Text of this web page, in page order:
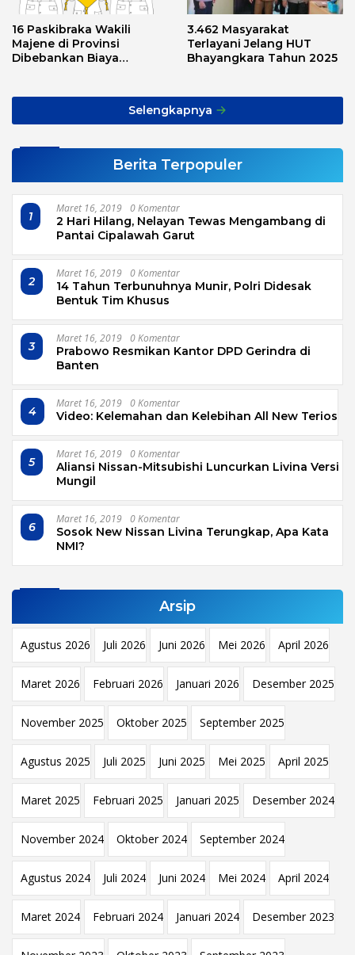
16 Paskibraka Wakili
Majene di Provinsi
Dibebankan Biaya
3.462 Masyarakat
Terlayani Jelang HUT
Bhayangkara Tahun 2025
Selengkapnya
Berita Terpopuler
1
Maret 16, 2019 0 Komentar
2 Hari Hilang, Nelayan Tewas Mengambang di
Pantai Cipalawah Garut
2
Maret 16, 2019 0 Komentar
14 Tahun Terbunuhnya Munir, Polri Didesak
Bentuk Tim Khusus
3
Maret 16, 2019 0 Komentar
Prabowo Resmikan Kantor DPD Gerindra di
Banten
4
Maret 16, 2019 0 Komentar
Video: Kelemahan dan Kelebihan All New Terios
5
Maret 16, 2019 0 Komentar
Aliansi Nissan-Mitsubishi Luncurkan Livina Versi
Mungil
6
Maret 16, 2019 0 Komentar
Sosok New Nissan Livina Terungkap, Apa Kata
NMI?
Arsip
Agustus 2026 Juli 2026 Juni 2026 Mei 2026 April 2026
Maret 2026 Februari 2026 Januari 2026 Desember 2025
November 2025 Oktober 2025 September 2025
Agustus 2025 Juli 2025 Juni 2025 Mei 2025 April 2025
Maret 2025 Februari 2025 Januari 2025 Desember 2024
November 2024 Oktober 2024 September 2024
Agustus 2024 Juli 2024 Juni 2024 Mei 2024 April 2024
Maret 2024 Februari 2024 Januari 2024 Desember 2023